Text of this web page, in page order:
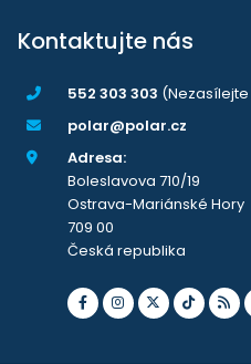
Kontaktujte nás
552 303 303 (Nezasílejte
polar@polar.cz
Adresa:
Boleslavova 710/19
Ostrava-Mariánské Hory
709 00
Česká republika